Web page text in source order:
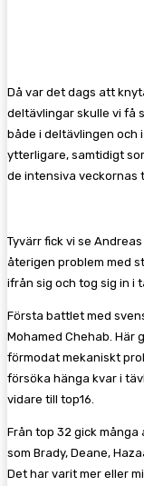
Då var det dags att
deltävlingar skulle vi få
både i deltävlingen och
ytterligare, samtidigt
de intensiva veckornas
Tyvärr fick vi se
återigen problem med
ifrån sig och tog sig in i
Första battlet med
Mohamed Chehab. Här
förmodat mekaniskt
försöka hänga kvar i
vidare till top16.
Från top 32 gick
som Brady, Deane,
Det har varit mer eller